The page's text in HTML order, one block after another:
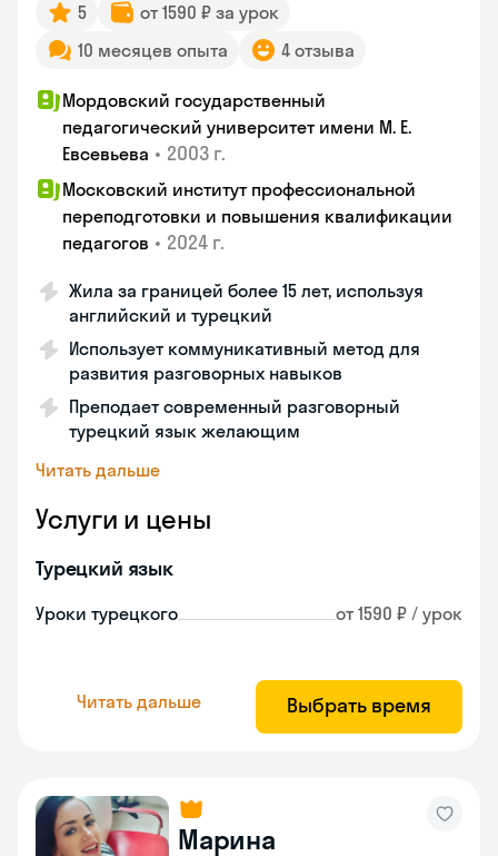
5
от 1590 ₽ за урок
10 месяцев опыта
4 отзыва
Мордовский государственный
педагогический университет имени М. Е.
Евсевьева • 2003 г.
Московский институт профессиональной
переподготовки и повышения квалификации
педагогов • 2024 г.
Жила за границей более 15 лет, используя
английский и турецкий
Использует коммуникативный метод для
развития разговорных навыков
Преподает современный разговорный
турецкий язык желающим
Читать дальше
Услуги и цены
Турецкий язык
Уроки турецкого от 1590 ₽ / урок
Читать дальше Выбрать время
Марина